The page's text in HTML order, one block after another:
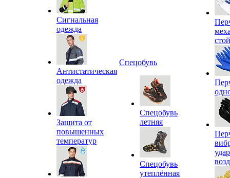
Сигнальная
одежда
Антистатическая
одежда
Защита от
повышенных
температур
Спецобувь
Спецобувь
летняя
Спецобувь
утеплённая